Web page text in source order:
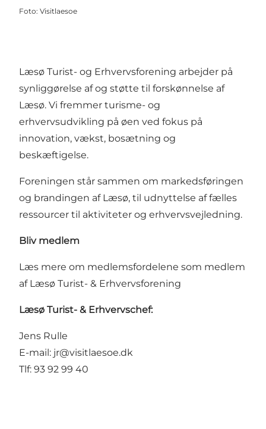
Foto: Visitlaesoe
Læsø Turist- og Erhvervsforening arbejder på
synliggørelse af og støtte til forskønnelse af
Læsø. Vi fremmer turisme- og
erhvervsudvikling på øen ved fokus på
innovation, vækst, bosætning og
beskæftigelse.
Foreningen står sammen om markedsføringen
og brandingen af Læsø, til udnyttelse af fælles
ressourcer til aktiviteter og erhvervsvejledning.
Bliv medlem
Læs mere om medlemsfordelene som medlem
af Læsø Turist- & Erhvervsforening
Læsø Turist- & Erhvervschef:
Jens Rulle
E-mail: jr@visitlaesoe.dk
Tlf: 93 92 99 40